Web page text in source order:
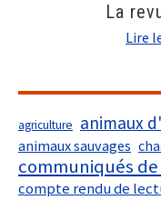
La
Lire
agriculture animaux
animaux sauvages
communiqués
compte rendu de